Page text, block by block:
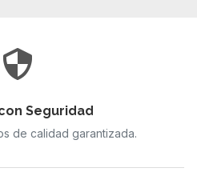
Seguridad
de calidad garantizada.